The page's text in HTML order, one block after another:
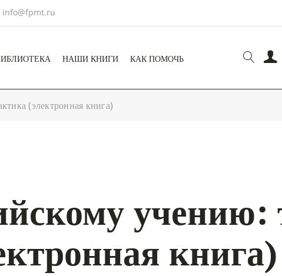
info@fpmt.ru
НАШИ КНИГИ КАК ПОМОЧЬ
(электронная книга)
учению:
книга)